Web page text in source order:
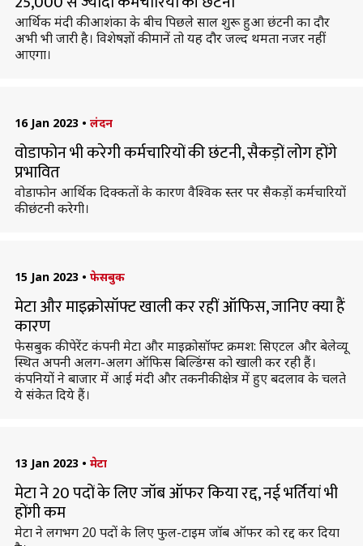
आर्थिक मंदी की आशंका के बीच पिछले साल शुरू हुआ छंटनी का दौर
अभी भी जारी है। विशेषज्ञों की मानें तो यह दौर जल्द थमता नजर नहीं
आएगा।
16 Jan 2023 • लंदन
वोडाफोन भी करेगी कर्मचारियों की छंटनी, सैकड़ों लोग होंगे
प्रभावित
वोडाफोन आर्थिक दिक्कतों के कारण वैश्विक स्तर पर सैकड़ों कर्मचारियों
की छंटनी करेगी।
15 Jan 2023 • फेसबुक
मेटा और माइक्रोसॉफ्ट खाली कर रहीं ऑफिस, जानिए क्या हैं
कारण
फेसबुक की पेरेंट कंपनी मेटा और माइक्रोसॉफ्ट क्रमश: सिएटल और बेलेव्यू
स्थित अपनी अलग-अलग ऑफिस बिल्डिंग्स को खाली कर रही हैं।
कंपनियों ने बाजार में आई मंदी और तकनीकी क्षेत्र में हुए बदलाव के चलते
ये संकेत दिये हैं।
13 Jan 2023 • मेटा
मेटा ने 20 पदों के लिए जॉब ऑफर किया रद्द, नई भर्तियां भी
होंगी कम
मेटा ने लगभग 20 पदों के लिए फुल-टाइम जॉब ऑफर को रद्द कर दिया